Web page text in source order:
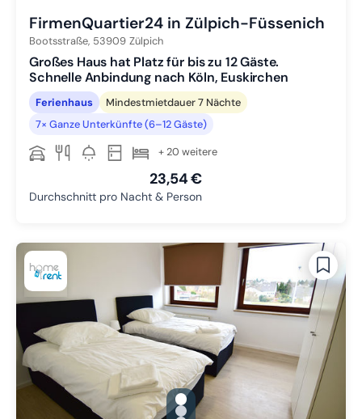
FirmenQuartier24 in Zülpich-Füssenich
Bootsstraße, 53909 Zülpich
Großes Haus hat Platz für bis zu 12 Gäste.
Schnelle Anbindung nach Köln, Euskirchen
Ferienhaus
Mindestmietdauer 7 Nächte
7× Ganze Unterkünfte (6–12 Gäste)
+ 20 weitere
23,54 €
Durchschnitt pro Nacht & Person
gallery.slide_selector
Zu Slide 1 wechseln